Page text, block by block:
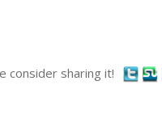
consider sharing it!